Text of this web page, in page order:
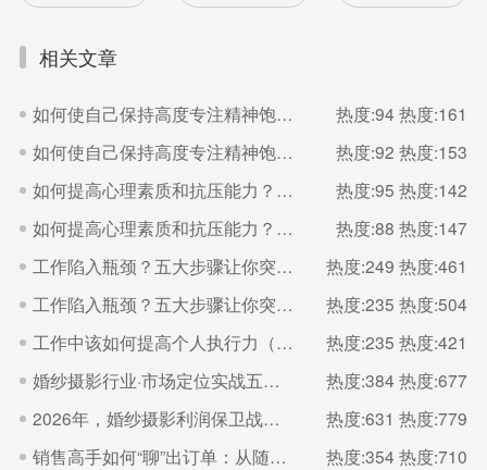
相关文章
如何使自己保持高度专注精神饱满的状态？（二） 热度:94 热度:161
如何使自己保持高度专注精神饱满的状态？（一）
热度:92 热度:153
如何提高心理素质和抗压能力？（二）
热度:95 热度:142
如何提高心理素质和抗压能力？（一）
热度:88 热度:147
工作陷入瓶颈？五大步骤让你突破（二）
热度:249 热度:461
工作陷入瓶颈？五大步骤让你突破（一）
热度:235 热度:504
工作中该如何提高个人执行力（一）
热度:235 热度:421
婚纱摄影行业·市场定位实战五步法
热度:384 热度:677
2026年，婚纱摄影利润保卫战的核心是“控成本
热度:631 热度:779
销售高手如何“聊”出订单：从随机应变到体系化沟通的艺术（二）
热度:354 热度:710